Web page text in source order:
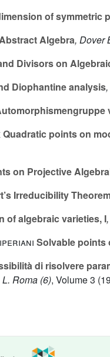
of symmetric
Algebra, Dover
Divisors on
Diophantine analysis
Quadratic points on
on Projective
Irreducibility
of algebraic varieties, I
Solvable points
di risolvere
Roma (6), Volume 3